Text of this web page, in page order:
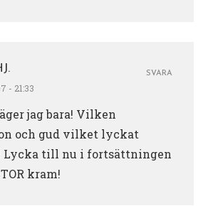
- 21:33
jag bara! Vilken
och gud vilket lyckat
Lycka till nu i fortsättningen
kram!
SVARA